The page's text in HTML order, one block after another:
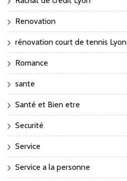
Renovation
rénovation court de tennis Lyon
Romance
sante
Santé et Bien etre
Securité
Service
Service a la personne